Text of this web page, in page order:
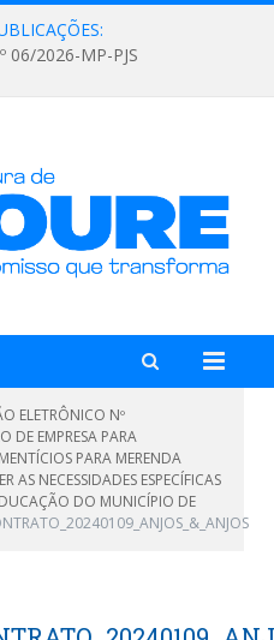
06/2026-MP-PJS
ELETRÔNICO Nº
DE EMPRESA PARA
PARA MERENDA
AS NECESSIDADES ESPECÍFICAS
DO MUNICÍPIO DE